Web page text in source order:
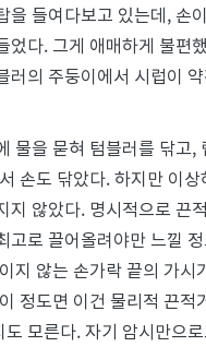
을 들여다보고 있는데, 손
었다. 그게 애매하게 불편
러의 주둥이에서 시럽이
물을 묻혀 텀블러를 닦고,
손도 닦았다. 하지만 이
지 않았다. 명시적으로 끈
고로 끌어올려야만 느낄
지 않는 손가락 끝의 가시
정도면 이건 물리적 끈적
모른다. 자기 암시만으